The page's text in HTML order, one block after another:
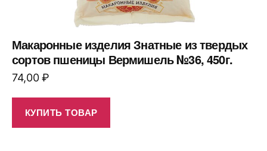
Макаронные изделия Знатные из твердых
сортов пшеницы Вермишель №36, 450г.
74,00₽
КУПИТЬ ТОВАР